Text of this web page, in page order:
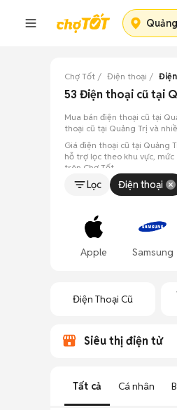
Chợ Tốt Điện thoại
53 Điện thoại cũ tại
Mua bán điện thoại cũ tại
thoại cũ tại Quảng Trị và
Giá điện thoại cũ tại Quảng
hỗ trợ lọc theo khu vực,
trên Chợ Tốt.
Lọc
Điện thoại
Apple Samsung
Điện Thoại Cũ
Siêu thị điện tử
Tất cả Cá nhân